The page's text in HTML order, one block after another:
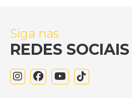
Siga nas
REDES SOCIAIS